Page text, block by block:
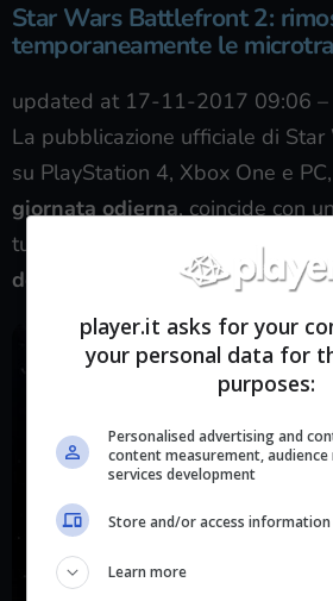
Star Wars Battlefront 2:
temporaneamente le
updated at 17-11-2017 09:06 –
La pubblicazione ufficiale di
su PlayStation 4, Xbox One e
giornata odierna, coincide con
tutto inaspettato, ovvero la
delle microtransazionida parte
player.it asks for your
your personal data for
purposes:
Personalised advertising and
content measurement, audience
services development
Store and/or access information
Learn more